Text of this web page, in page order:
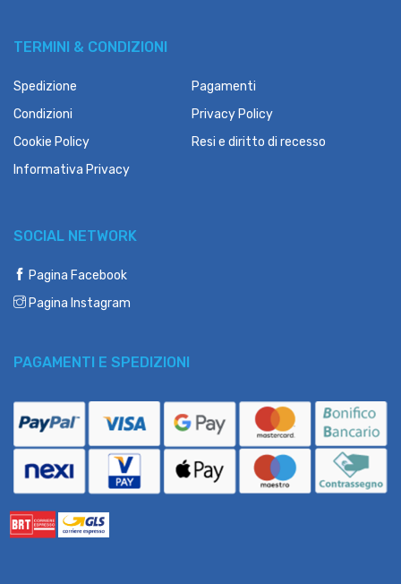
TERMINI & CONDIZIONI
Spedizione
Pagamenti
Condizioni
Privacy Policy
Cookie Policy
Resi e diritto di recesso
Informativa Privacy
SOCIAL NETWORK
Pagina Facebook
Pagina Instagram
PAGAMENTI E SPEDIZIONI